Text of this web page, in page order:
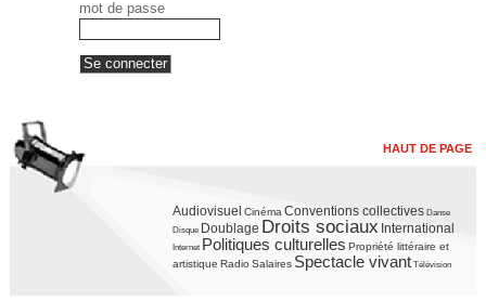
mot de passe
HAUT DE PAGE
Audiovisuel Cinéma Conventions collectives Danse
Disque Doublage Droits sociaux International
Internet Politiques culturelles Propriété littéraire et
artistique Radio Salaires Spectacle vivant Télévision